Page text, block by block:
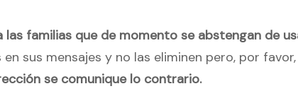
familias que de momento se abstengan de
en sus mensajes y no las eliminen pero, por favor,
se comunique lo contrario.